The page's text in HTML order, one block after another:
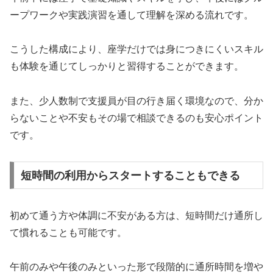
ープワークや実践演習を通して理解を深める流れです。
こうした構成により、座学だけでは身につきにくいスキル
も体験を通じてしっかりと習得することができます。
また、少人数制で支援員が目の行き届く環境なので、分か
らないことや不安もその場で相談できるのも安心ポイント
です。
短時間の利用からスタートすることもできる
初めて通う方や体調に不安がある方は、短時間だけ通所し
て慣れることも可能です。
午前のみや午後のみといった形で段階的に通所時間を増や